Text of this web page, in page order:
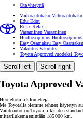
Ota yhteyttä
Vaihtoautohaku Vaihtoautohaku
Edut Edut
Relax Relax
Varaaminen Varaaminen
Huoltosopimus Huoltosopimus
Easy Osamaksu Easy Osamaksu
Vakuutus Vakuutus
Toyota Approved vuodeksi
Scroll left Scroll right
Toyota Approved
Huolettomia kilometrejä
Me Toyotalla olemme tehneet käytetyn
Vaihtoautot on Toyota-liikkeiden
mittarilukema enintään 185 000 km.